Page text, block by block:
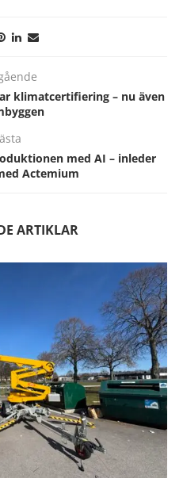
klimatcertifiering – nu även
med AI – inleder
Actemium
ARTIKLAR